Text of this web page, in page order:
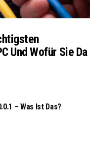
Und Wofür Sie Da
– Was Ist Das?